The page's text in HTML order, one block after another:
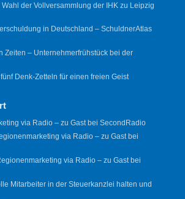
der Vollversammlung der IHK zu Leipzig
in Deutschland – SchuldnerAtlas
Zeiten – Unternehmerfrühstück bei der
Denk-Zetteln für einen freien Geist
via Radio – zu Gast bei SecondRadio
via Radio – zu Gast bei
via Radio – zu Gast bei
Mitarbeiter in der Steuerkanzlei halten und